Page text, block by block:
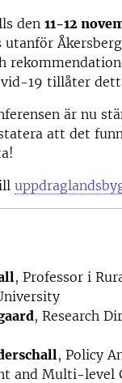
den 11-12
utanför
19 tillåter
är nu
att det
, Professor i
, Research
, Policy
and Multi-level